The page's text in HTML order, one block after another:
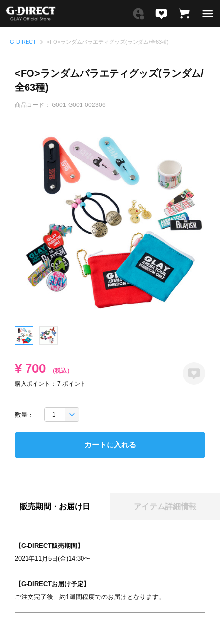
G-DIRECT <FO>ランダムバラエティグッズ(ランダム/全63種)
<FO>ランダムバラエティグッズ(ランダム/
全63種)
商品コード： G001-G001-002306
¥ 700
（税込）
購入ポイント： 7 ポイント
数量：
カートに入れる
販売期間・お届け日 アイテム詳細情報
【G-DIRECT販売期間】
2021年11月5日(金)14:30〜
【G-DIRECTお届け予定】
ご注文完了後、約1週間程度でのお届けとなります。